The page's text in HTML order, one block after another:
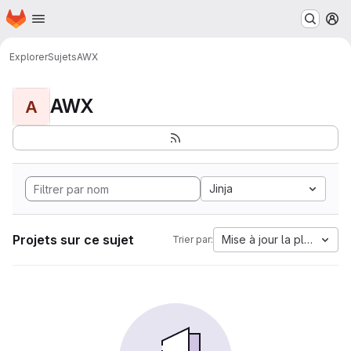
Passer au contenu principal
Page d'accueil
ExplorerSujetsAWX
A AWX
Jinja
Projets sur ce sujet Trier par: Mise à jour la plus